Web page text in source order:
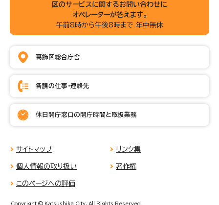
区のサービスに関するお問い合わせに
オペレーターが答えます。
午前8時から午後8時まで 年中無休
葛飾区総合庁舎
各課の仕事・連絡先
休日開庁窓口の開庁時間と取扱業務
サイトマップ リンク集
個人情報の取り扱い 著作権
このページへの評価
Copyright © Katsushika City, All Rights Reserved.